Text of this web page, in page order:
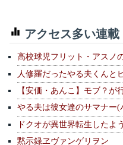
アクセス多い連載
高校球児フリット・アスノ
人修羅だったやる夫くんと
【安価・あんこ】モブ？が
やる夫は彼女達のサマナー(
ドクオが異世界転生したよ
黙示録ヱヴァンゲリヲン